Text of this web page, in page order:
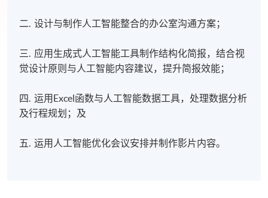
二. 设计与制作人工智能整合的办公室沟通方案；
三. 应用生成式人工智能工具制作结构化简报，结合视
觉设计原则与人工智能内容建议，提升简报效能；
四. 运用Excel函数与人工智能数据工具，处理数据分析
及行程规划；及
五. 运用人工智能优化会议安排并制作影片内容。